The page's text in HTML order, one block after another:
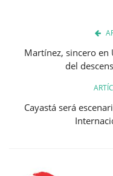
Martínez, sincero en
del
Cayastá será